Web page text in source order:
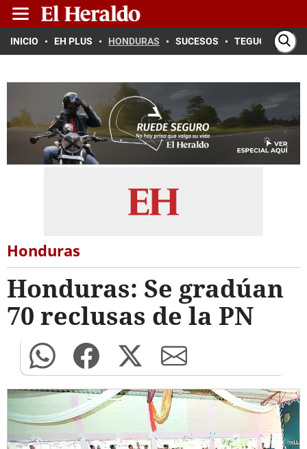
INICIO EH PLUS HONDURAS SUCESOS TEGUCIGALPA
Honduras
Honduras: Se gradúan
70 reclusas de la PN